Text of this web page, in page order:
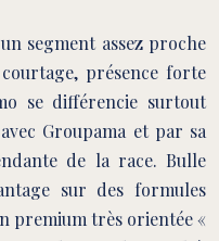
segment assez proche
présence forte
se différencie surtout
Groupama et par sa
de la race. Bulle
sur des formules
premium très orientée «